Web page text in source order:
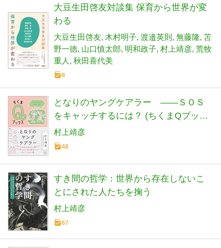
大豆生田啓友対談集 保育から世界が変
わる
大豆生田啓友 木村明子 渡邉英則 無藤隆 苫
野一徳 山口慎太郎 明和政子 村上靖彦 荒牧
重人
秋田喜代美
8
となりのヤングケアラー ――ＳＯＳ
をキャッチするには？ (ちくまQブック
ス)
村上靖彦
48
すき間の哲学：世界から存在しないこ
とにされた人たちを掬う
村上靖彦
67